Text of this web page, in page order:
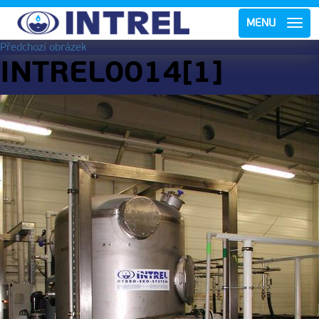
MENU
Předchozí obrázek
INTREL0014[1]